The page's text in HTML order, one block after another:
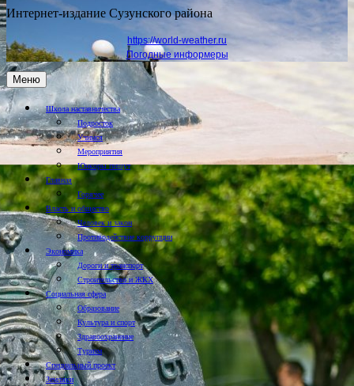
Интернет-издание Сузунского района
https://world-weather.ru
Погодные информеры
Меню
Школа наставничества
Подросток
Учимся
Мероприятия
Юнкоры пишут
Главная
Горячее
Власть и общество
Человек и закон
Противодействие коррупции
Экономика
Дороги и транспорт
Строительство и ЖКХ
Социальная сфера
Образование
Культура и спорт
Здравоохранение
Туризм
Специальный проект
Земляки